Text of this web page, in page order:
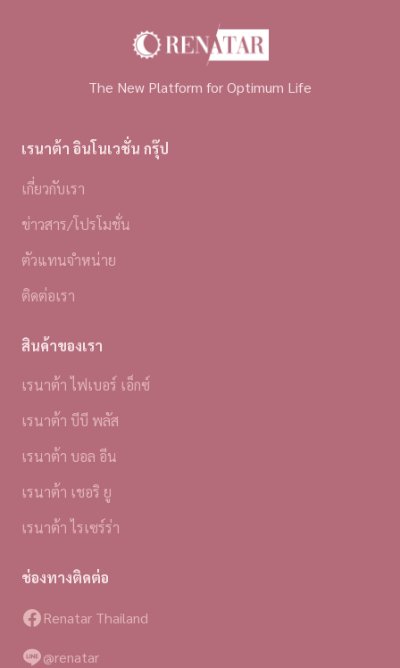
The New Platform for Optimum Life
เรนาต้า อินโนเวชั่น กรุ๊ป
เกี่ยวกับเรา
ข่าวสาร/โปรโมชั่น
ตัวแทนจำหน่าย
ติดต่อเรา
สินค้าของเรา
เรนาต้า ไฟเบอร์ เอ็กซ์
เรนาต้า บีบี พลัส
เรนาต้า บอล อีน
เรนาต้า เชอริ ยู
เรนาต้า ไรเซร์ร่า
ช่องทางติดต่อ
Renatar Thailand
@renatar